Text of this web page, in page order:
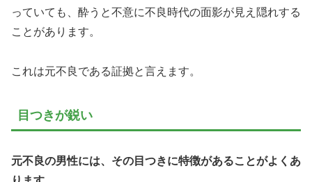
っていても、酔うと不意に不良時代の面影が見え隠れする
ことがあります。
これは元不良である証拠と言えます。
目つきが鋭い
元不良の男性には、その目つきに特徴があることがよくあ